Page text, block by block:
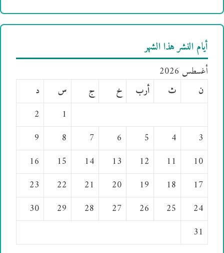
أيام النشر هذا الشهر
أغسطس 2026
ن
ث أرب خ ج س
د
1
2
3
4
5
6
7
8
9
10
11
12
13
14
15
16
17
18
19
20
21
22
23
24
25
26
27
28
29
30
31